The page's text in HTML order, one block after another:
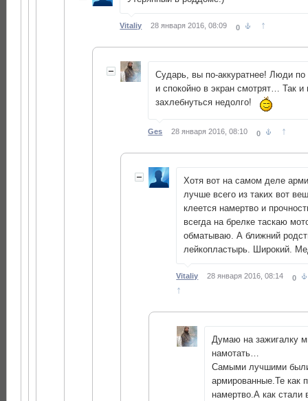
Vitaliy 28 января 2016, 08:09 0 ↑
Сударь, вы по-аккуратнее! Люди
и спокойно в экран смотрят… Так и
захлебнуться недолго!
Ges 28 января 2016, 08:10 0 ↑
Хотя вот на самом деле
лучше всего из таких вот
клеется намертво и
всегда на брелке таскаю
обматываю. А ближний
лейкопластырь. Широкий.
Vitaliy 28 января 2016, 08:14 0
↑
Думаю на зажигалку
намотать…
Самыми лучшими
армированные.Те как
намертво.А как стали